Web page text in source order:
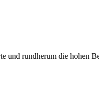
und rundherum die hohen